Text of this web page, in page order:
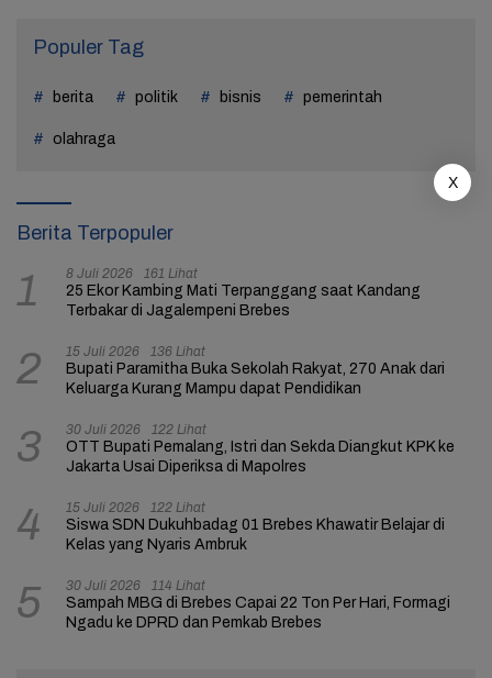
Populer Tag
berita politik bisnis pemerintah
olahraga
Berita Terpopuler
1 8 Juli 2026 161 Lihat
25 Ekor Kambing Mati Terpanggang saat Kandang
Terbakar di Jagalempeni Brebes
2 15 Juli 2026 136 Lihat
Bupati Paramitha Buka Sekolah Rakyat, 270 Anak dari
Keluarga Kurang Mampu dapat Pendidikan
3 30 Juli 2026 122 Lihat
OTT Bupati Pemalang, Istri dan Sekda Diangkut KPK ke
Jakarta Usai Diperiksa di Mapolres
4 15 Juli 2026 122 Lihat
Siswa SDN Dukuhbadag 01 Brebes Khawatir Belajar di
Kelas yang Nyaris Ambruk
5 30 Juli 2026 114 Lihat
Sampah MBG di Brebes Capai 22 Ton Per Hari, Formagi
Ngadu ke DPRD dan Pemkab Brebes
X